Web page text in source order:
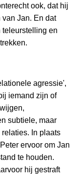
ook, dat hij
Jan. En dat
en
agressie',
iemand zijn of
subtiele, maar
In plaats
ervoor om Jan
te houden.
hij gestraft